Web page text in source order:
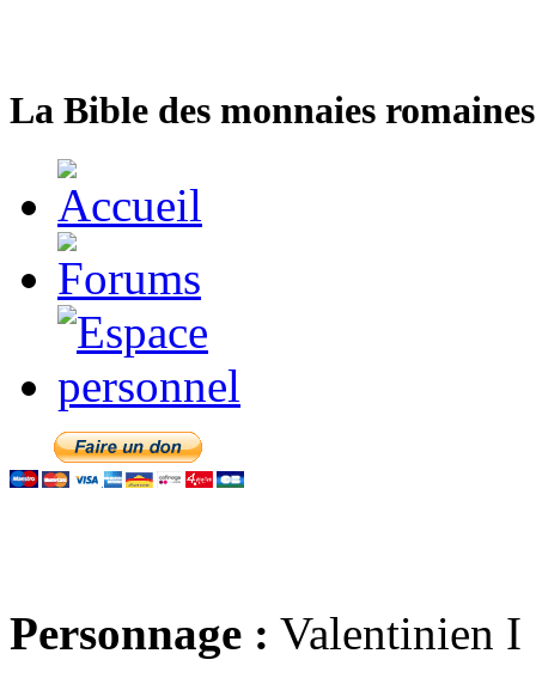
La Bible des monnaies
Personnage : Valentinien I